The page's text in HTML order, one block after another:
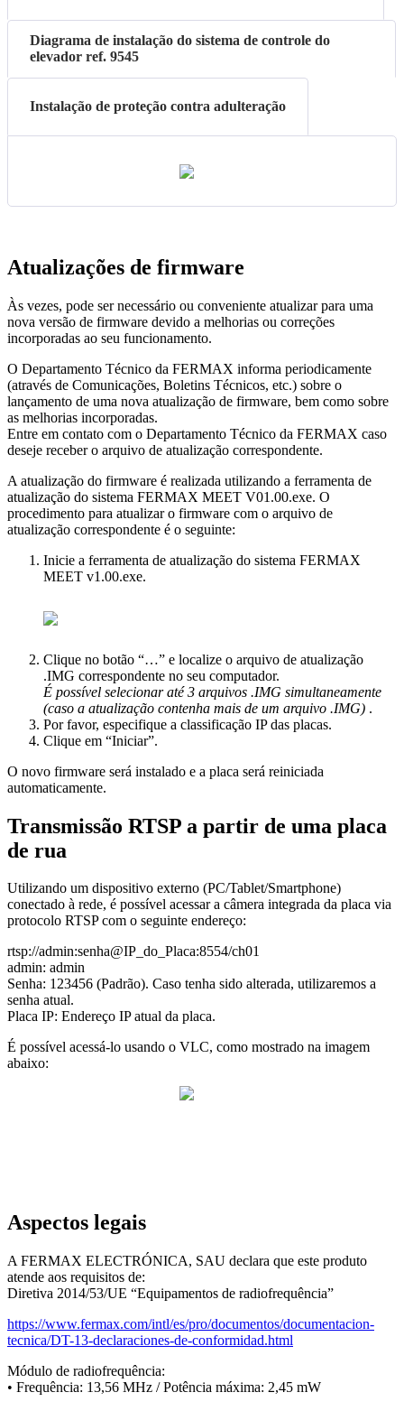
Diagrama de instalação do sistema de controle do
elevador ref. 9545
Instalação de proteção contra adulteração
Atualizações de firmware
Às vezes, pode ser necessário ou conveniente atualizar para uma
nova versão de firmware devido a melhorias ou correções
incorporadas ao seu funcionamento.
O Departamento Técnico da FERMAX informa periodicamente
(através de Comunicações, Boletins Técnicos, etc.) sobre o
lançamento de uma nova atualização de firmware, bem como sobre
as melhorias incorporadas.
Entre em contato com o Departamento Técnico da FERMAX caso
deseje receber o arquivo de atualização correspondente.
A atualização do firmware é realizada utilizando a ferramenta de
atualização do sistema FERMAX MEET V01 .00.exe. O
procedimento para atualizar o firmware com o arquivo de
atualização correspondente é o seguinte:
Inicie a ferramenta de atualização do sistema FERMAX
MEET v1 .00.exe.
Clique no botão “…” e localize o arquivo de atualização
.IMG correspondente no seu computador.
É possível selecionar até 3 arquivos .IMG simultaneamente
(caso a atualização contenha mais de um arquivo .IMG) .
Por favor, especifique a classificação IP das placas.
Clique em “Iniciar”.
O novo firmware será instalado e a placa será reiniciada
automaticamente.
Transmissão RTSP a partir de uma placa
de rua
Utilizando um dispositivo externo (PC/Tablet/Smartphone)
conectado à rede, é possível acessar a câmera integrada da placa via
protocolo RTSP com o seguinte endereço:
rtsp://admin:senha@IP_do_Placa:8554/ch01
admin: admin
Senha: 123456 (Padrão). Caso tenha sido alterada, utilizaremos a
senha atual.
Placa IP: Endereço IP atual da placa.
É possível acessá-lo usando o VLC, como mostrado na imagem
abaixo:
Aspectos legais
A FERMAX ELECTRÓNICA, SAU declara que este produto
atende aos requisitos de:
Diretiva 2014/53/UE “Equipamentos de radiofrequência”
https://www.fermax.com/intl/es/pro/documentos/documentacion-
tecnica/DT-13-declaraciones-de-conformidad.html
Módulo de radiofrequência:
• Frequência: 13,56 MHz / Potência máxima: 2,45 mW